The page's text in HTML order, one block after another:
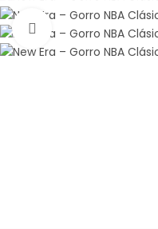
Amplía la Imagen